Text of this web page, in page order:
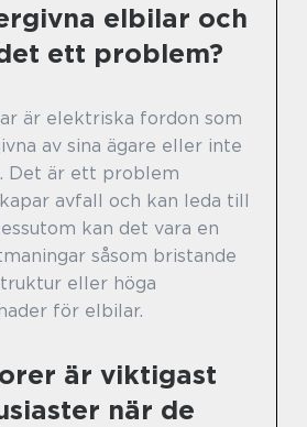
elbilar och
ett problem?
är elektriska fordon som
av sina ägare eller inte
Det är ett problem
avfall och kan leda till
kan det vara en
såsom bristande
eller höga
för elbilar.
är viktigast
när de